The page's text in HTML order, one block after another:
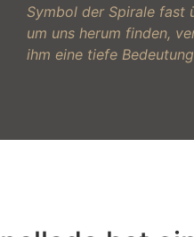
Symbol der Spirale fast
um uns herum finden,
ihm eine tiefe